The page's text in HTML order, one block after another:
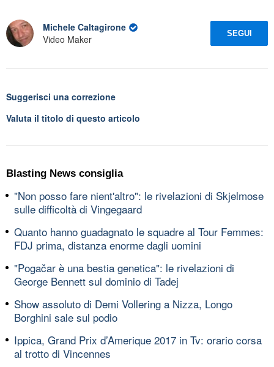
Michele Caltagirone
Video Maker
SEGUI
Suggerisci una correzione
Valuta il titolo di questo articolo
Blasting News consiglia
"Non posso fare nient'altro": le rivelazioni di Skjelmose
sulle difficoltà di Vingegaard
Quanto hanno guadagnato le squadre al Tour Femmes:
FDJ prima, distanza enorme dagli uomini
"Pogačar è una bestia genetica": le rivelazioni di
George Bennett sul dominio di Tadej
Show assoluto di Demi Vollering a Nizza, Longo
Borghini sale sul podio
Ippica, Grand Prix d’Amerique 2017 in Tv: orario corsa
al trotto di Vincennes